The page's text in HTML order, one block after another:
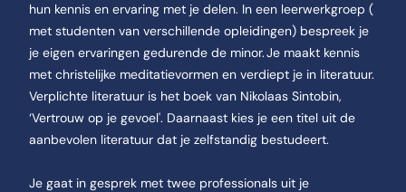
hun kennis en ervaring met je delen. In een leerwerkgroep (
met studenten van verschillende opleidingen) bespreek je
je eigen ervaringen gedurende de minor. Je maakt kennis
met christelijke meditatievormen en verdiept je in literatuur.
Verplichte literatuur is het boek van Nikolaas Sintobin,
‘Vertrouw op je gevoel'. Daarnaast kies je een titel uit de
aanbevolen literatuur dat je zelfstandig bestudeert.
Je gaat in gesprek met twee professionals uit je